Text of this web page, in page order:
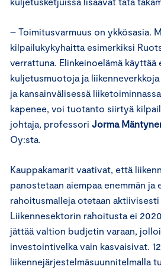
– Toimitusvarmuus on ykkösasia.
kilpailukykyhaitta esimerkiksi
verrattuna. Elinkeinoelämä käyttää
kuljetusmuotoja ja
ja kansainvälisessä
kapenee, voi tuotanto siirtyä
johtaja, professori Jorma
Oy:sta.
Kauppakamarit vaativat, että
panostetaan aiempaa enemmän ja
rahoitusmalleja otetaan aktiivisesti
Liikennesektorin rahoitusta ei
jättää valtion budjetin varaan,
investointivelka vain kasvaisivat.
liikennejärjestelmäsuunnitelmalla